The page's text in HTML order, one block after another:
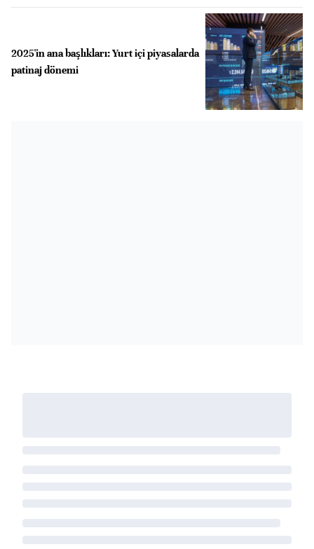
2025'in ana başlıkları: Yurt içi piyasalarda
patinaj dönemi